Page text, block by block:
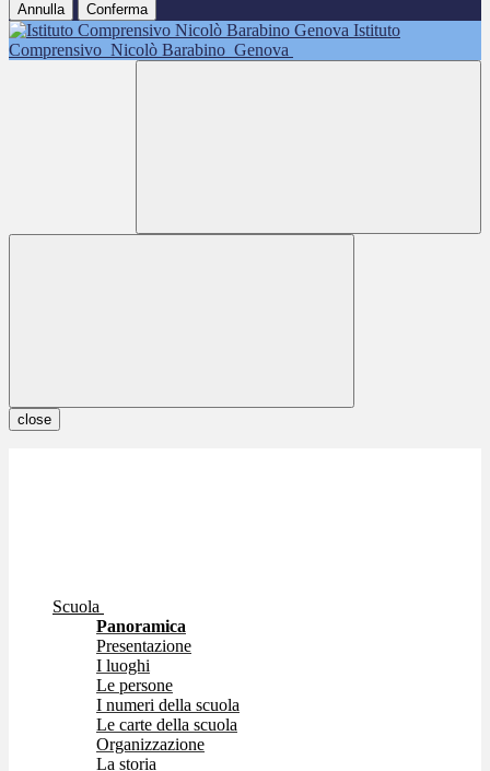
Annulla Conferma
Istituto
Comprensivo Nicolò Barabino Genova
close
Scuola
Panoramica
Presentazione
I luoghi
Le persone
I numeri della scuola
Le carte della scuola
Organizzazione
La storia